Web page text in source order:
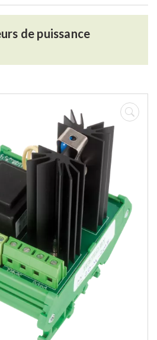
de puissance